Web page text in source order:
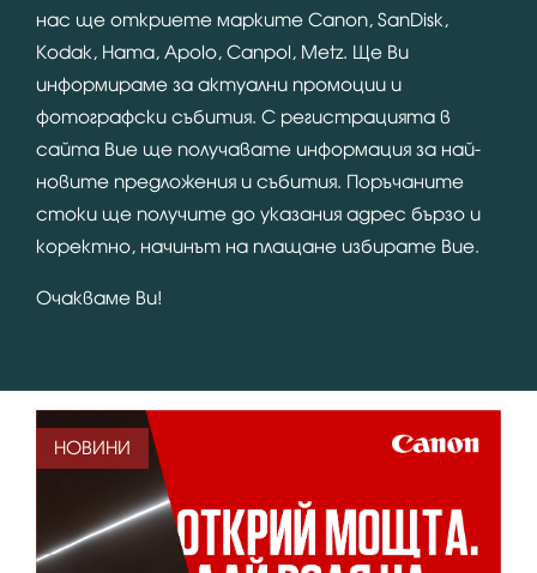
нас ще откриете марките Canon, SanDisk,
Kodak, Hama, Apolo, Canpol, Metz. Ще Ви
информираме за актуални промоции и
фотографски събития. С регистрацията в
сайта Вие ще получавате информация за най-
новите предложения и събития. Поръчаните
стоки ще получите до указания адрес бързо и
коректно, начинът на плащане избирате Вие.
Очакваме Ви!
НОВИНИ